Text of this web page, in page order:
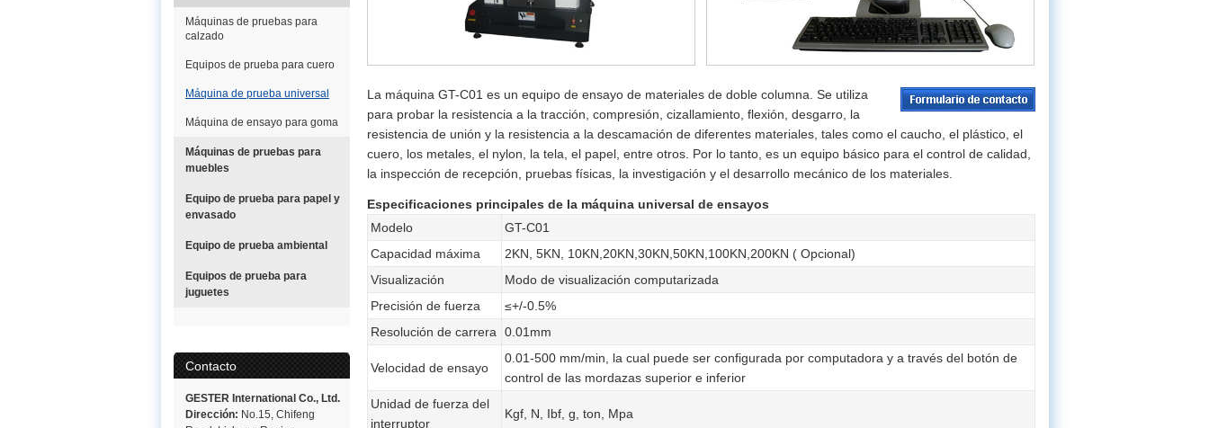
Máquinas de pruebas para
calzado
Equipos de prueba para cuero
Máquina de prueba universal
Máquina de ensayo para goma
Máquinas de pruebas para
muebles
Equipo de prueba para papel y
envasado
Equipo de prueba ambiental
Equipos de prueba para
juguetes
Contacto
GESTER International Co., Ltd.
Dirección: No.15, Chifeng
La máquina GT-C01 es un equipo de ensayo de materiales de doble columna. Se utiliza
para probar la resistencia a la tracción, compresión, cizallamiento, flexión, desgarro, la
resistencia de unión y la resistencia a la descamación de diferentes materiales, tales como el caucho, el plástico, el
cuero, los metales, el nylon, la tela, el papel, entre otros. Por lo tanto, es un equipo básico para el control de calidad,
la inspección de recepción, pruebas físicas, la investigación y el desarrollo mecánico de los materiales.
Especificaciones principales de la máquina universal de ensayos
Modelo
GT-C01
Capacidad máxima
2KN, 5KN, 10KN,20KN,30KN,50KN,100KN,200KN ( Opcional)
Visualización
Modo de visualización computarizada
Precisión de fuerza
≤+/-0.5%
Resolución de carrera 0.01mm
Velocidad de ensayo
0.01-500 mm/min, la cual puede ser configurada por computadora y a través del botón de
control de las mordazas superior e inferior
Unidad de fuerza del
interruptor
Kgf, N, Ibf, g, ton, Mpa